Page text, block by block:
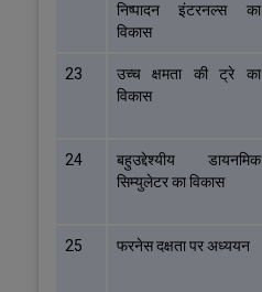
निष्पादन इंटरनल्स का
विकास
23
उच्च क्षमता की ट्रे का
विकास
24
बहुउद्देश्यीय डायनमिक
सिम्युलेटर का विकास
25 फरनेस दक्षता पर अध्ययन